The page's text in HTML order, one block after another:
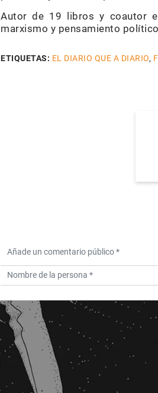
Autor de 19 libros y coautor
marxismo y pensamiento
ETIQUETAS: EL DIARIO QUE A DIARIO,